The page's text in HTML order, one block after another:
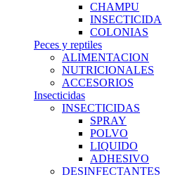
CHAMPU
INSECTICIDA
COLONIAS
Peces y reptiles
ALIMENTACION
NUTRICIONALES
ACCESORIOS
Insecticidas
INSECTICIDAS
SPRAY
POLVO
LIQUIDO
ADHESIVO
DESINFECTANTES